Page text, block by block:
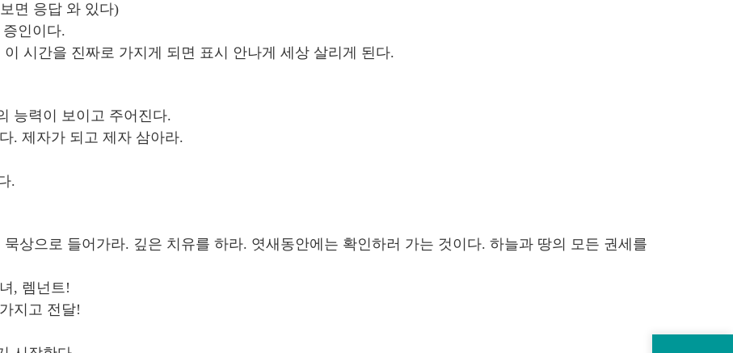
면 응답 와 있다)
인이다.
시간을 진짜로 가지게 되면 표시 안나게 세상 살리게 된다.
능력이 보이고 주어진다.
. 제자가 되고 제자 삼아라.
.
상으로 들어가라. 깊은 치유를 하라. 엿새동안에는 확인하러 가는 것이다. 하늘과 땅의 모든 권세를
, 렘넌트!
지고 전달!